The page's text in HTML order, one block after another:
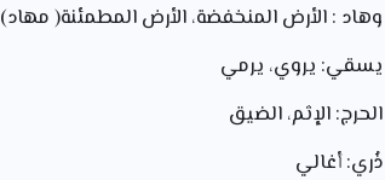
وهاد : الأرض المنخفضة، الأرض المطمئنة( مهاد)
يسقي: يروي، يرمي
الحرج: الإثم، الضيق
ذُري: أغالي